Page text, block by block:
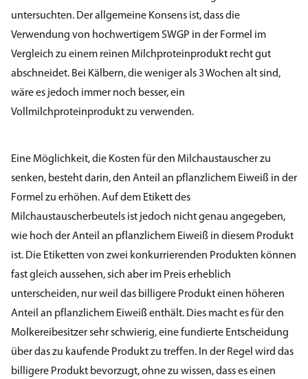
untersuchten. Der allgemeine Konsens ist, dass die
Verwendung von hochwertigem SWGP in der Formel im
Vergleich zu einem reinen Milchproteinprodukt recht gut
abschneidet. Bei Kälbern, die weniger als 3 Wochen alt sind,
wäre es jedoch immer noch besser, ein
Vollmilchproteinprodukt zu verwenden.
Eine Möglichkeit, die Kosten für den Milchaustauscher zu
senken, besteht darin, den Anteil an pflanzlichem Eiweiß in der
Formel zu erhöhen. Auf dem Etikett des
Milchaustauscherbeutels ist jedoch nicht genau angegeben,
wie hoch der Anteil an pflanzlichem Eiweiß in diesem Produkt
ist. Die Etiketten von zwei konkurrierenden Produkten können
fast gleich aussehen, sich aber im Preis erheblich
unterscheiden, nur weil das billigere Produkt einen höheren
Anteil an pflanzlichem Eiweiß enthält. Dies macht es für den
Molkereibesitzer sehr schwierig, eine fundierte Entscheidung
über das zu kaufende Produkt zu treffen. In der Regel wird das
billigere Produkt bevorzugt, ohne zu wissen, dass es einen